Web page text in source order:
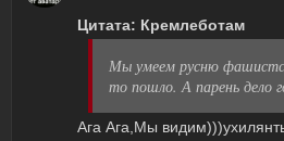
Цитата: Кремлеботам
Мы умеем русню
то пошло. А парень дело
Ага Ага,Мы